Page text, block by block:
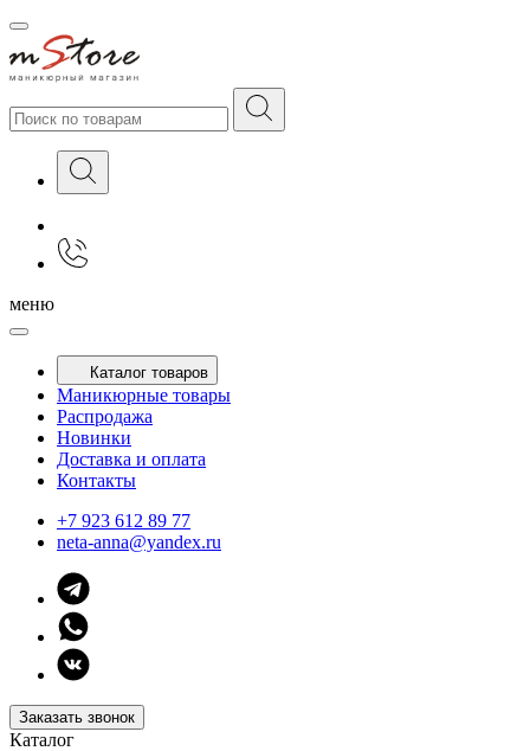
меню
Каталог товаров
Маникюрные товары
Распродажа
Новинки
Доставка и оплата
Контакты
+7 923 612 89 77
neta-anna@yandex.ru
Заказать звонок
Каталог